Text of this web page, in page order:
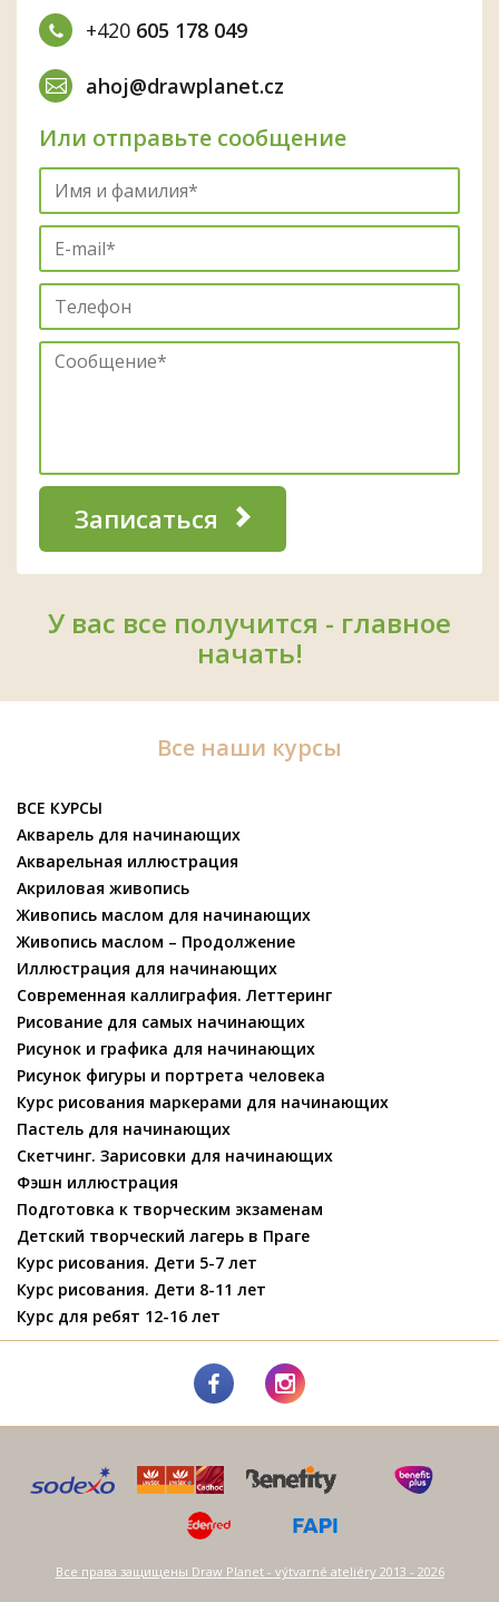
+420 605 178 049
ahoj@drawplanet.cz
Или отправьте сообщение
Записаться
У вас все получится - главное
начать!
Все наши курсы
ВСЕ КУРСЫ
Акварель для начинающих
Акварельная иллюстрация
Акриловая живопись
Живопись маслом для начинающих
Живопись маслом – Продолжение
Иллюстрация для начинающих
Современная каллиграфия. Леттеринг
Рисование для самых начинающих
Рисунок и графика для начинающих
Рисунок фигуры и портрета человека
Курс рисования маркерами для начинающих
Пастель для начинающих
Скетчинг. Зарисовки для начинающих
Фэшн иллюстрация
Подготовка к творческим экзаменам
Детский творческий лагерь в Праге
Курс рисования. Дети 5-7 лет
Курс рисования. Дети 8-11 лет
Курс для ребят 12-16 лет
Все права защищены Draw Planet - výtvarné ateliéry 2013 - 2026